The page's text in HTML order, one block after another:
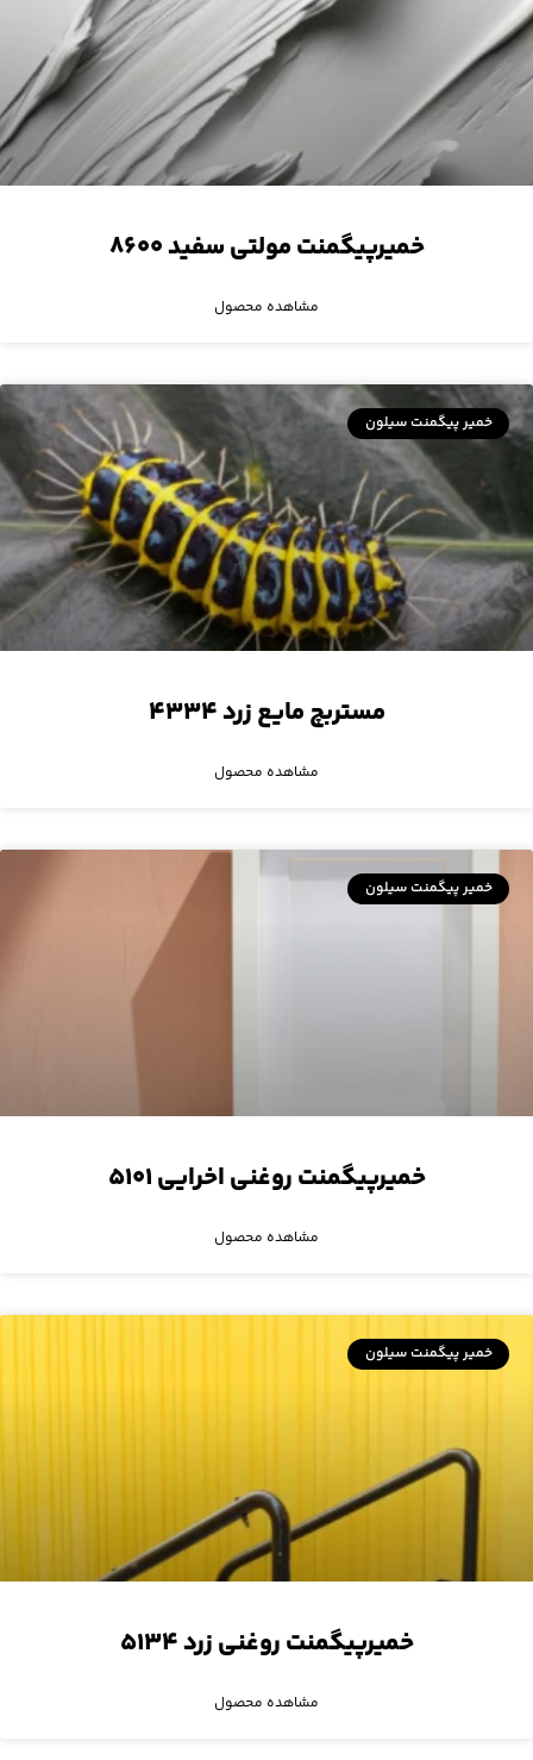
خمیرپیگمنت مولتی سفید ۸۶۰۰
مشاهده محصول
خمیر پیگمنت سیلون
مستربچ مایع زرد ۴۳۳۴
مشاهده محصول
خمیر پیگمنت سیلون
خمیرپیگمنت روغنی اخرایی ۵۱۰۱
مشاهده محصول
خمیر پیگمنت سیلون
خمیرپیگمنت روغنی زرد ۵۱۳۴
مشاهده محصول